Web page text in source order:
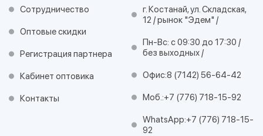
Сотрудничество
Оптовые скидки
Регистрация партнера
Кабинет оптовика
Контакты
г. Костанай, ул. Складская,
12 / рынок "Эдем" /
Пн-Вс: с 09:30 до 17:30 /
без выходных /
Офис:8 (7142) 56-64-42
Моб.:+7 (776) 718-15-92
WhatsApp:+7 (776) 718-15-
92